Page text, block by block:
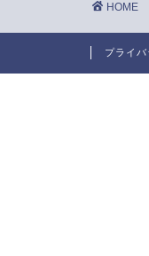
HOME
プライ